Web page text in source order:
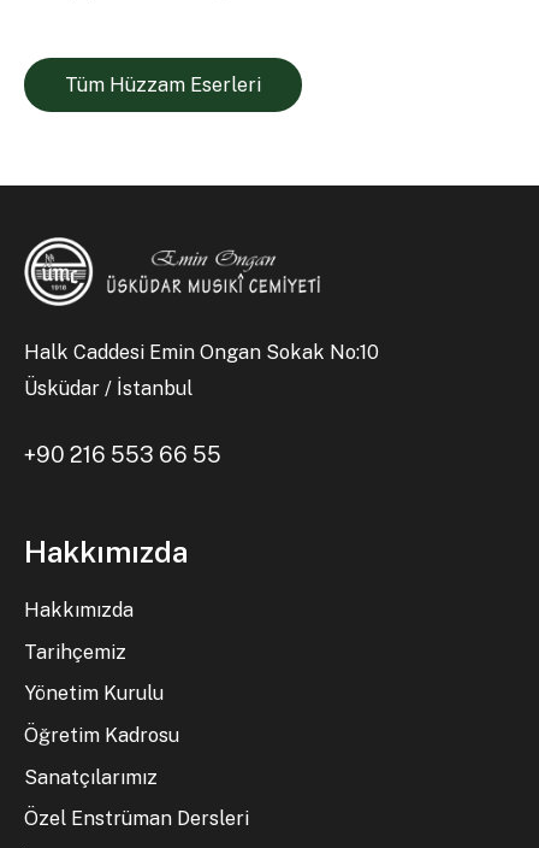
Tüm Hüzzam Eserleri
Halk Caddesi Emin Ongan Sokak No:10
Üsküdar / İstanbul
+90 216 553 66 55
Hakkımızda
Hakkımızda
Tarihçemiz
Yönetim Kurulu
Öğretim Kadrosu
Sanatçılarımız
Özel Enstrüman Dersleri